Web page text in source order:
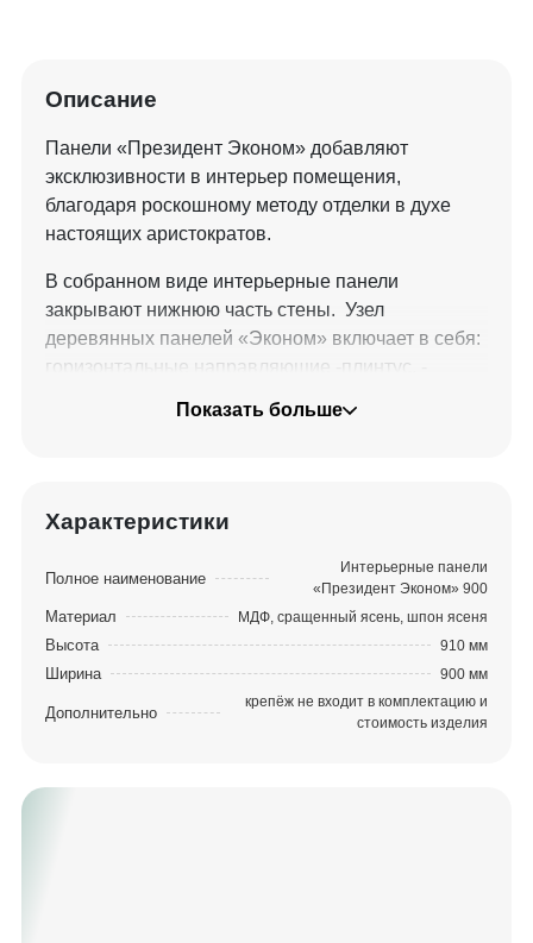
Описание
Панели «Президент Эконом» добавляют
эксклюзивности в интерьер помещения,
благодаря роскошному методу отделки в духе
настоящих аристократов.
В собранном виде интерьерные панели
закрывают нижнюю часть стены. Узел
деревянных панелей «Эконом» включает в себя:
горизонтальные направляющие -плинтус, -
Показать больше
Характеристики
Полное наименование
Интерьерные панели
«Президент Эконом» 900
Материал МДФ, сращенный ясень, шпон ясеня
Высота 910 мм
Ширина 900 мм
Дополнительно
крепёж не входит в комплектацию и
стоимость изделия